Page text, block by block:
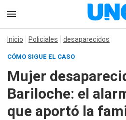
Inicio Policiales desaparecidos
CÓMO SIGUE EL CASO
Mujer
Bariloche: el
que aportó la